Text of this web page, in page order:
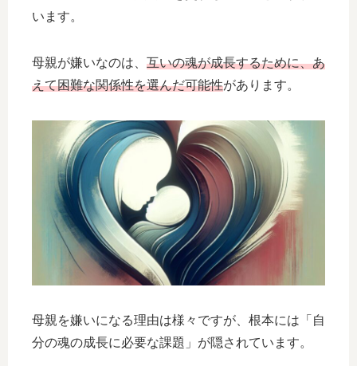
います。
母親が嫌いなのは、 互いの魂が成長するために、あ
えて困難な関係性を選んだ可能性があります。
母親を嫌いになる理由は様々ですが、根本には「自
分の魂の成長に必要な課題」が隠されています。